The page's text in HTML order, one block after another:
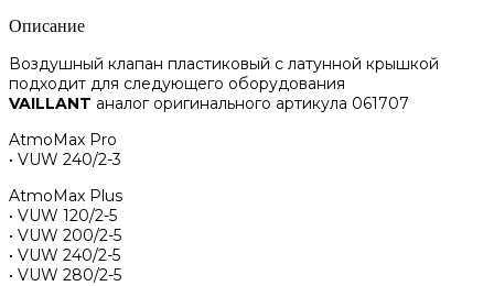
Описание
Воздушный клапан пластиковый с латунной крышкой
подходит для следующего оборудования
VAILLANT аналог оригинального артикула 061707
AtmoMax Pro
• VUW 240/2-3
AtmoMax Plus
• VUW 120/2-5
• VUW 200/2-5
• VUW 240/2-5
• VUW 280/2-5